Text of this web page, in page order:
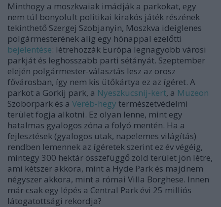
Minthogy a moszkvaiak imádják a parkokat, egy
nem túl bonyolult politikai kirakós játék részének
tekinthető Szergej Szobjanyin, Moszkva ideiglenes
polgármesterének alig egy hónappal ezelőtti
bejelentése: létrehozzák Európa legnagyobb városi
parkját és leghosszabb parti sétányát. Szeptember
elején polgármester-választás lesz az orosz
fővárosban, így nem kis ütőkártya ez az ígéret. A
parkot a Gorkij park, a Nyeszkucsnij-kert, a Muzeon
Szoborpark és a Veréb-hegy természetvédelmi
terület fogja alkotni. Ez olyan lenne, mint egy
hatalmas gyalogos zóna a folyó mentén. Ha a
fejlesztések (gyalogos utak, napelemes világítás)
rendben lemennek az ígéretek szerint ez év végéig,
mintegy 300 hektár összefüggő zöld terület jön létre,
ami kétszer akkora, mint a Hyde Park és majdnem
négyszer akkora, mint a római Villa Borghese. Innen
már csak egy lépés a Central Park évi 25 milliós
látogatottsági rekordja?